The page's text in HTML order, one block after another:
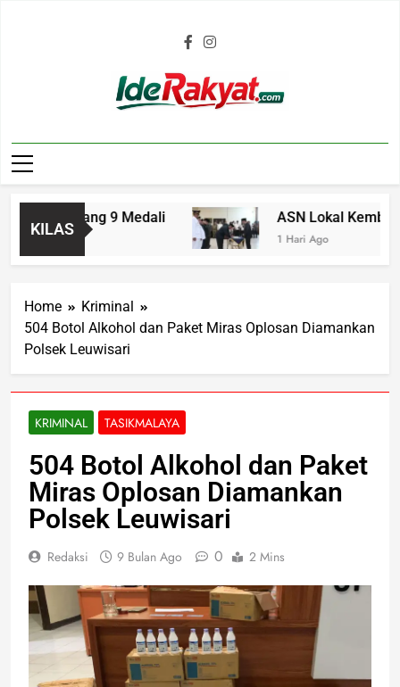
Iderakyat.com
KILAS
Pulang 9 Medali ASN Lokal Kembali
1 Hari Ago
Home
Kriminal
504 Botol Alkohol dan Paket Miras Oplosan Diamankan
Polsek Leuwisari
KRIMINAL TASIKMALAYA
504 Botol Alkohol dan Paket
Miras Oplosan Diamankan
Polsek Leuwisari
Redaksi 9 Bulan Ago 0 2 Mins